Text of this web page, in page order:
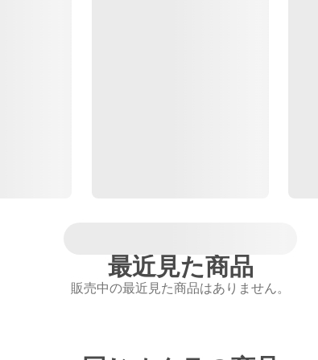
最近見た商品
販売中の最近見た商品はありません。